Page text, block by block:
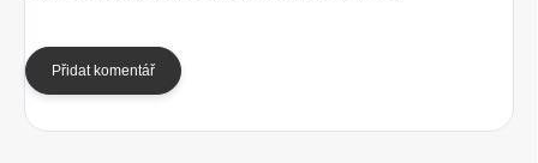
Přidat komentář